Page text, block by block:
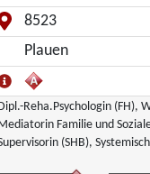
8523
Plauen
Reha.Psychologin (FH),
Familie und
(SHB),